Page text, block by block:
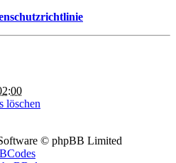
löschen
© phpBB Limited